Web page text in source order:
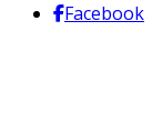
Facebook